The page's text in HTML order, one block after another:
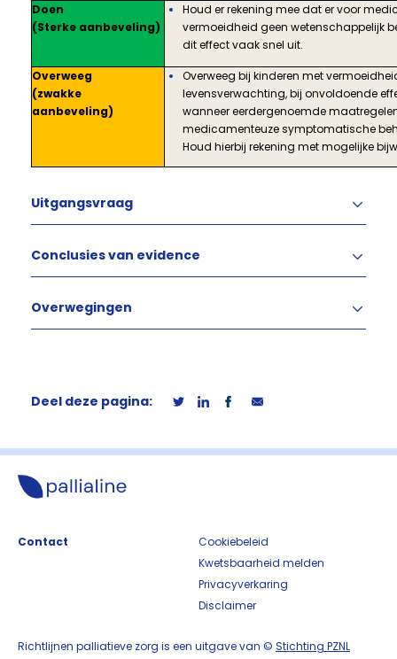
Doen
(Sterke aanbeveling)
Houd er rekening mee dat er voor
vermoeidheid geen wetenschappelijk
dit effect vaak snel uit.
Overweeg
(zwakke
aanbeveling)
Overweeg bij kinderen met
levensverwachting, bij onvoldoende
wanneer eerdergenoemde
medicamenteuze symptomatische
Houd hierbij rekening met mogelijke
Uitgangsvraag
Conclusies van evidence
Overwegingen
Deel deze pagina:
Contact
Cookiebeleid
Kwetsbaarheid melden
Privacyverkaring
Disclaimer
Richtlijnen palliatieve zorg is een uitgave van © Stichting PZNL